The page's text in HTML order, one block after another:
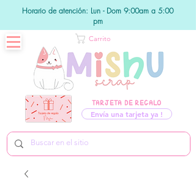
Horario de atención: Lun - Dom 9:00am a 5:00
pm
TARJETA DE REGALO
Envía una tarjeta ya !
Carrito